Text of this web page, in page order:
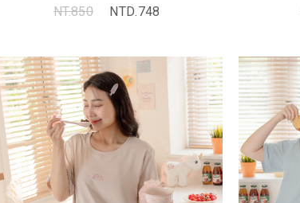
NT.850
NTD.748